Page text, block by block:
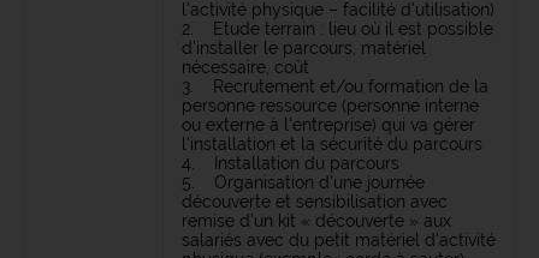
l'activité physique – facilité d'utilisation)
2. Etude terrain : lieu où il est possible
d'installer le parcours, matériel
nécessaire, coût
3. Recrutement et/ou formation de la
personne ressource (personne interne
ou externe à l'entreprise) qui va gérer
l'installation et la sécurité du parcours
4. Installation du parcours
5. Organisation d'une journée
découverte et sensibilisation avec
remise d'un kit « découverte » aux
salariés avec du petit matériel d'activité